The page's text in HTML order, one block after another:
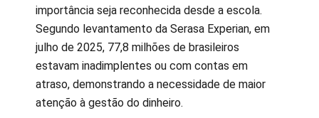
importância seja reconhecida desde a escola.
Segundo levantamento da Serasa Experian, em
julho de 2025, 77,8 milhões de brasileiros
estavam inadimplentes ou com contas em
atraso, demonstrando a necessidade de maior
atenção à gestão do dinheiro.